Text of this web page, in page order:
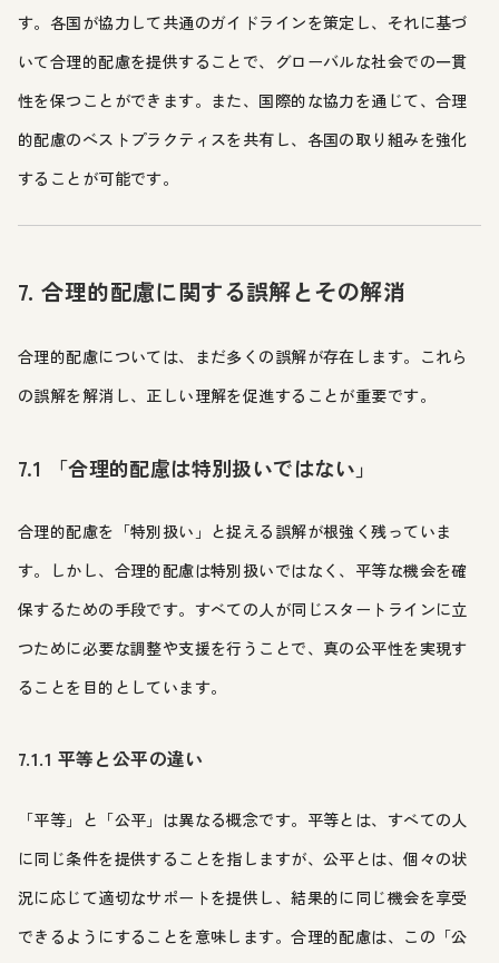
す。各国が協力して共通のガイドラインを策定し、それに基づ
いて合理的配慮を提供することで、グローバルな社会での一貫
性を保つことができます。また、国際的な協力を通じて、合理
的配慮のベストプラクティスを共有し、各国の取り組みを強化
することが可能です。
7. 合理的配慮に関する誤解とその解消
合理的配慮については、まだ多くの誤解が存在します。これら
の誤解を解消し、正しい理解を促進することが重要です。
7.1 「合理的配慮は特別扱いではない」
合理的配慮を「特別扱い」と捉える誤解が根強く残っていま
す。しかし、合理的配慮は特別扱いではなく、平等な機会を確
保するための手段です。すべての人が同じスタートラインに立
つために必要な調整や支援を行うことで、真の公平性を実現す
ることを目的としています。
7.1.1 平等と公平の違い
「平等」と「公平」は異なる概念です。平等とは、すべての人
に同じ条件を提供することを指しますが、公平とは、個々の状
況に応じて適切なサポートを提供し、結果的に同じ機会を享受
できるようにすることを意味します。合理的配慮は、この「公